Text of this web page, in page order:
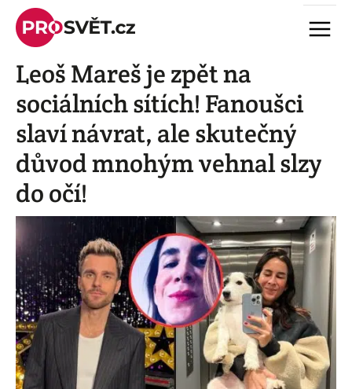
Skip
content
Menu
Leoš Mareš je zpět na
sociálních sítích! Fanoušci
slaví návrat, ale skutečný
důvod mnohým vehnal slzy
do očí!